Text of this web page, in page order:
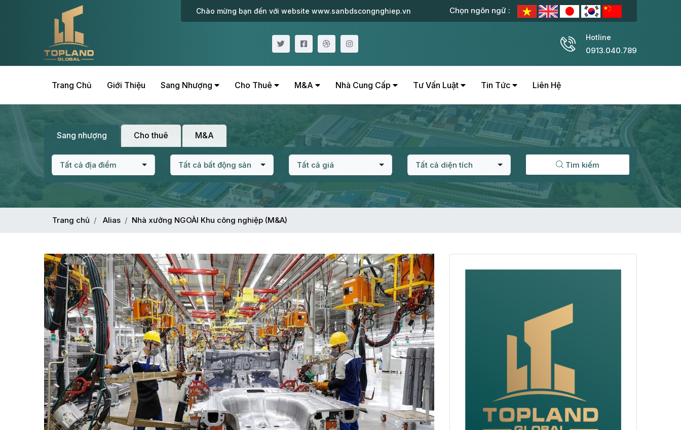
Chào mừng bạn đến với website www.sanbdscongnghiep.vn Chọn ngôn ngữ :
Hotline
0913.040.789
Trang Chủ Giới Thiệu Sang Nhượng Cho Thuê M&A Nhà Cung Cấp Tư Vấn Luật Tin Tức Liên Hệ
Sang nhượng Cho thuê M&A
Tất cả địa điểm Tất cả bất động sản Tất cả giá Tất cả diện tích Tìm kiếm
Trang chủ Alias Nhà xưởng NGOÀI Khu công nghiệp (M&A)